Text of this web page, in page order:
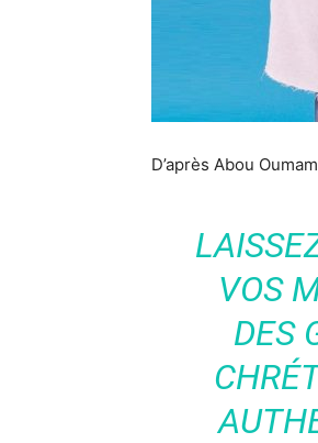
D’après Abou
VOS
DES